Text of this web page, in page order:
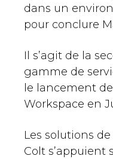
dans un
pour conclure
Il s’agit de la
gamme de
le lancement
Workspace en
Les solutions
Colt s’appuient